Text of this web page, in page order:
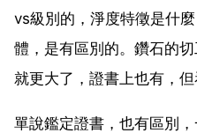
vs級別的，淨度特徵是什
體，是有區別的。鑽石的
就更大了，證書上也有，但
單說鑑定證書，也有區別